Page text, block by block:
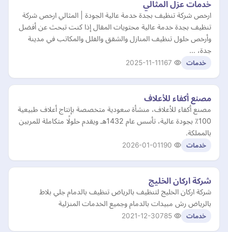
خدمات عزل المثالي
ارخص شركة تنظيف بجدة خدمة عالية الجودة | المثالي ارخص شركة
تنظيف بجدة خدمة عالية محتويات المقال إذا كنت تبحث عن أفضل
وأرخص حلول تنظيف المنازل والشقق والفلل والمكاتب في مدينة
جدة، …
خدمات 2025-11-11
مصنع أكفاء للأعلاف
مصنع أكفاء للأعلاف، منشأة سعودية متخصصة بإنتاج أعلاف طبيعية
100٪ بجودة عالية، تأسس عام 1432هـ ويقدم حلولًا متكاملة للمربين
بالمملكة.
خدمات 2026-01-01
شركة اركان الخليج
شركة اركان الخليج لتنظيف بالرياض تنظيف بالدمام جلي بلاط
بالرياض رش مبيدات بالدمام وجميع الخدمات المنزلية
خدمات 2021-12-30